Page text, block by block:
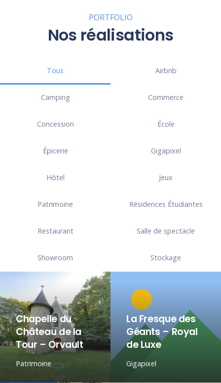
PORTFOLIO
Nos réalisations
Tous Airbnb
Camping Commerce
Concession École
Épicerie Gigapixel
Hôtel Jeux
Patrimoine Résidences Étudiantes
Restaurant Salle de spectacle
Showroom Stockage
Chapelle du
Château de la
Tour – Orvault
Patrimoine
La Fresque des
Géants – Royal
de Luxe
Gigapixel